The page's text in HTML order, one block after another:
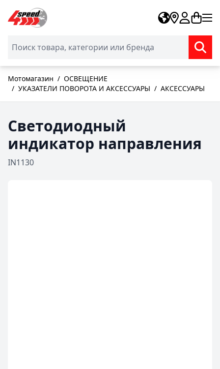
Skip to Content
Мотомагазин / ОСВЕЩЕНИЕ
/ УКАЗАТЕЛИ ПОВОРОТА И АКСЕССУАРЫ / АКСЕССУАРЫ
Светодиодный
индикатор направления
IN1130